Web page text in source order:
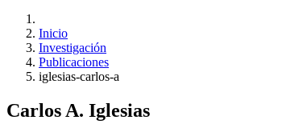
Inicio
Investigación
Publicaciones
iglesias-carlos-a
Carlos A. Iglesias